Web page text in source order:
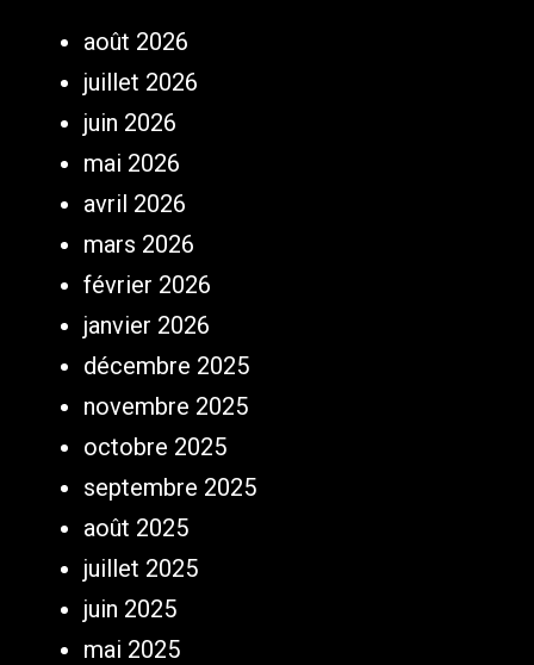
août 2026
juillet 2026
juin 2026
mai 2026
avril 2026
mars 2026
février 2026
janvier 2026
décembre 2025
novembre 2025
octobre 2025
septembre 2025
août 2025
juillet 2025
juin 2025
mai 2025